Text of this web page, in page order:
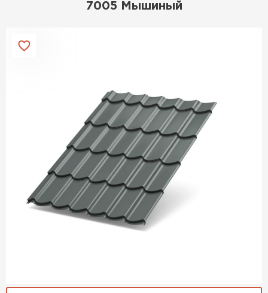
7005 Мышиный